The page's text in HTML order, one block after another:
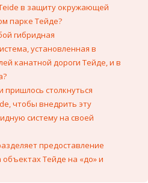
в защиту окружающей
парке Тейде?
гибридная
установленная в
канатной дороги Тейде, и в
пришлось столкнуться
чтобы внедрить эту
систему на своей
предоставление
объектах Тейде на «до» и